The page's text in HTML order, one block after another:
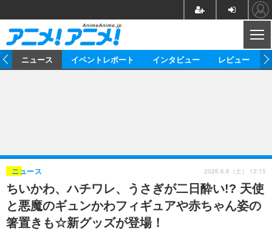
ゲーム グッズ
イベント 海外
海外イベント ビジネス
俳優・タレント アーティスト
ビジネス
アニメ 実写
書評 イベント
動画
アニメ
連載・コラム
ニュース イベントレポート インタビュー レビュー
ちいかわ、ハチワレ、うさぎが二日酔い!? 天使
と悪魔のギュンかわフィギュアや赤ちゃん姿の
箸置きも☆新グッズが登場！
ニュース 2026.6.6（土） 12:15